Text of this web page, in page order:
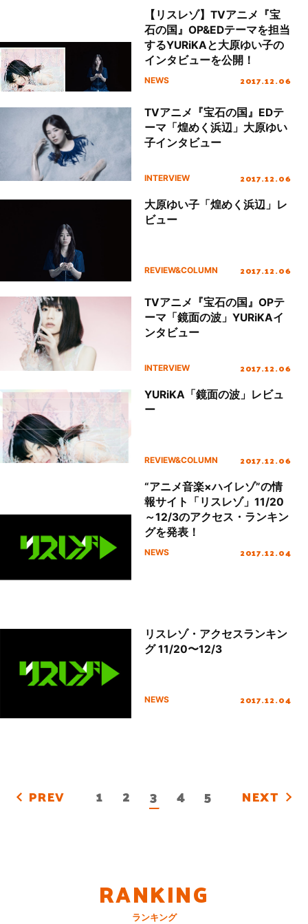
【リスレゾ】TVアニメ『宝
石の国』OP&EDテーマを担当
するYURiKAと大原ゆい子の
インタビューを公開！
NEWS 2017.12.06
TVアニメ『宝石の国』EDテ
ーマ「煌めく浜辺」大原ゆい
子インタビュー
INTERVIEW 2017.12.06
大原ゆい子「煌めく浜辺」レ
ビュー
REVIEW&COLUMN 2017.12.06
TVアニメ『宝石の国』OPテ
ーマ「鏡面の波」YURiKAイ
ンタビュー
INTERVIEW 2017.12.06
YURiKA「鏡面の波」レビュ
ー
REVIEW&COLUMN 2017.12.06
“アニメ音楽×ハイレゾ”の情
報サイト「リスレゾ」11/20
～12/3のアクセス・ランキン
グを発表！
NEWS 2017.12.04
リスレゾ・アクセスランキン
グ 11/20〜12/3
NEWS 2017.12.04
PREV 1 2 3 4 5 NEXT
RANKING
ランキング